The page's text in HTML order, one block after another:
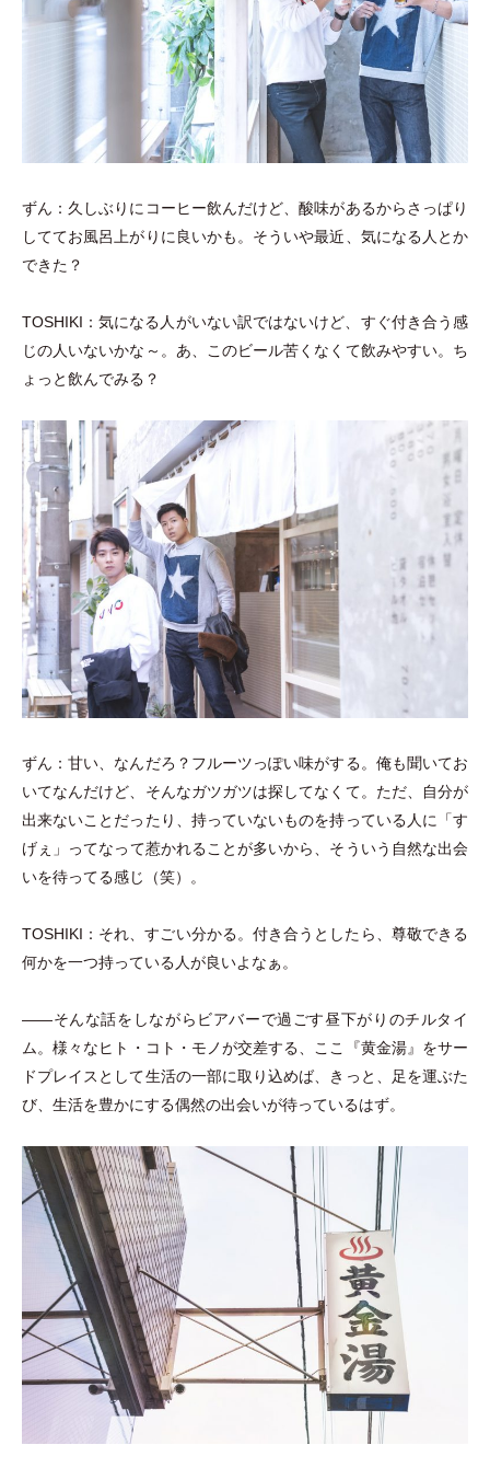
ずん：久しぶりにコーヒー飲んだけど、酸味があるからさっぱり
しててお風呂上がりに良いかも。そういや最近、気になる人とか
できた？
TOSHIKI：気になる人がいない訳ではないけど、すぐ付き合う感
じの人いないかな～。あ、このビール苦くなくて飲みやすい。ち
ょっと飲んでみる？
ずん：甘い、なんだろ？フルーツっぽい味がする。俺も聞いてお
いてなんだけど、そんなガツガツは探してなくて。ただ、自分が
出来ないことだったり、持っていないものを持っている人に 「す
げぇ 」
ってなって惹かれることが多いから、そういう自然な出会
いを待ってる感じ
（笑） 。
TOSHIKI：それ、すごい分かる。付き合うとしたら、尊敬できる
何かを一つ持っている人が良いよなぁ。
――そんな話をしながらビアバーで過ごす昼下がりのチルタイ
ム。様々なヒト
・ コト ・ モノが交差する、ここ『黄金湯』をサー
ドプレイスとして生活の一部に取り込めば、きっと、足を運ぶた
び、生活を豊かにする偶然の出会いが待っているはず。